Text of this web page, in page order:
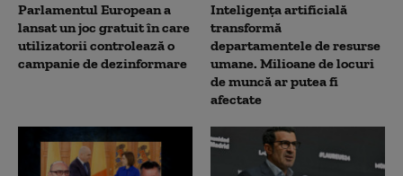
Parlamentul European a
lansat un joc gratuit în care
utilizatorii controlează o
campanie de dezinformare
Inteligența artificială
transformă
departamentele de resurse
umane. Milioane de locuri
de muncă ar putea fi
afectate